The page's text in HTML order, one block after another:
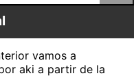
vamos a
aki a partir de la